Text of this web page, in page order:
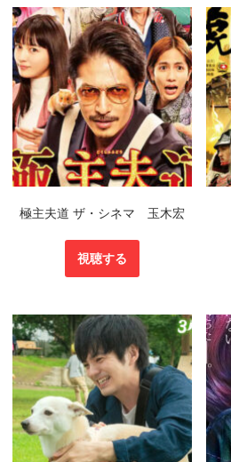
極主夫道 ザ・シネマ 玉木宏
視聴する